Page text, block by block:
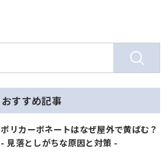
おすすめ記事
ポリカーボネートはなぜ屋外で黄ばむ？
- 見落としがちな原因と対策 -